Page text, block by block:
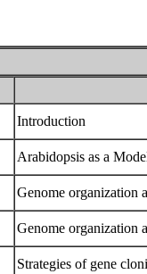
Introduction
Arabidopsis as a
Genome organization
Genome organization
Strategies of gene